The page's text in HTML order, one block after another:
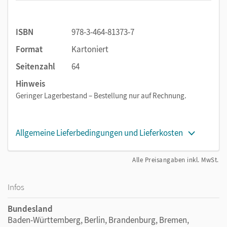
ermöglicht es den Kindern so, sich Inhalte und Wissen
Rotationsprinzip mit den Themenheften zu arbeiten: Auf die
Erarbeitung der Lernportionen mit der Nummer 1 in allen
Arbeitsweise gewährleistet einen sinnvollen Wechsel
zwischen den Lernbereichen. Alternativ können die Hefte
ISBN
978-3-464-81373-7
Format
Kartoniert
Seitenzahl
64
Hinweis
Geringer Lagerbestand – Bestellung nur auf Rechnung.
Allgemeine Lieferbedingungen und Lieferkosten
Alle Preisangaben inkl. MwSt.
Infos
Bundesland
Baden-Württemberg, Berlin, Brandenburg, Bremen,